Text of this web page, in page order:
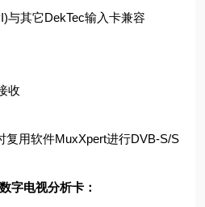
其它DekTec输入卡兼容
收
用软件MuxXpert进行DVB-S/S
数字电视分析卡 ：